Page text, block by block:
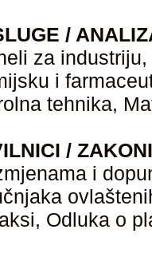
/
za
i
tehnika,
/ ZAKONI
i
Odluka o